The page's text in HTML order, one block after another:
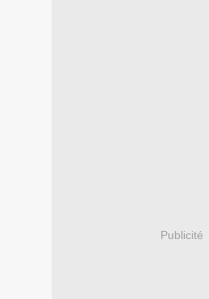
Publicité